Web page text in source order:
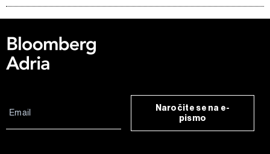
Naročite se na e-
pismo